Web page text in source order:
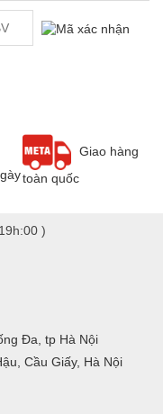
khách chờ xem lấy
LAPTOP
tối đen màn hình
thể là do bẹ cáp bị gãy
Giao hàng
toàn quốc
)
Đa, tp Hà Nội
Cầu Giấy, Hà Nội